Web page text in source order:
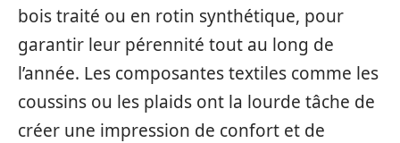
bois traité ou en rotin synthétique, pour
garantir leur pérennité tout au long de
l’année. Les composantes textiles comme les
coussins ou les plaids ont la lourde tâche de
créer une impression de confort et de